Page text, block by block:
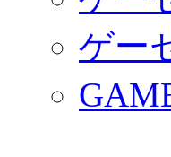
ゲー